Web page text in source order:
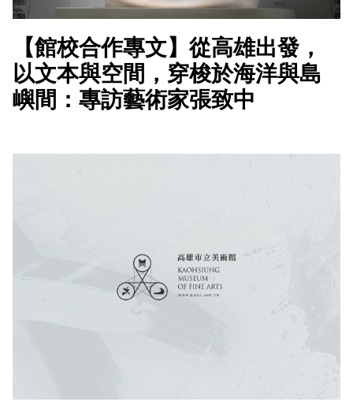
【館校合作專文】從高雄出發，
以文本與空間，穿梭於海洋與島
嶼間：專訪藝術家張致中